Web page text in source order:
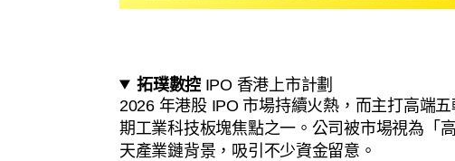
拓璞數控IPO 香港上市計劃
2026 年港股 IPO 市場持續火熱，而主打高端
期工業科技板塊焦點之一。公司被市場視為「
天產業鏈背景，吸引不少資金留意。